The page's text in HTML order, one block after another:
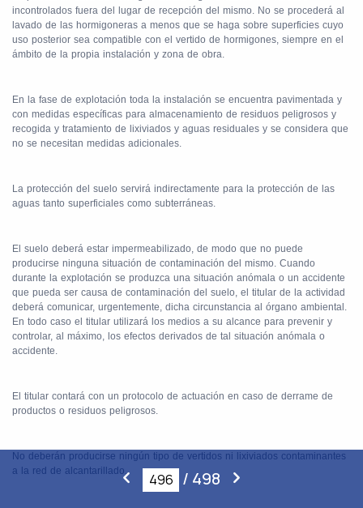
/ 498
incontrolados fuera del lugar de recepción del mismo. No se procederá al
lavado de las hormigoneras a menos que se haga sobre superficies cuyo
uso posterior sea compatible con el vertido de hormigones, siempre en el
ámbito de la propia instalación y zona de obra.
En la fase de explotación toda la instalación se encuentra pavimentada y
con medidas específicas para almacenamiento de residuos peligrosos y
recogida y tratamiento de lixiviados y aguas residuales y se considera que
no se necesitan medidas adicionales.
La protección del suelo servirá indirectamente para la protección de las
aguas tanto superficiales como subterráneas.
El suelo deberá estar impermeabilizado, de modo que no puede
producirse ninguna situación de contaminación del mismo. Cuando
durante la explotación se produzca una situación anómala o un accidente
que pueda ser causa de contaminación del suelo, el titular de la actividad
deberá comunicar, urgentemente, dicha circunstancia al órgano ambiental.
En todo caso el titular utilizará los medios a su alcance para prevenir y
controlar, al máximo, los efectos derivados de tal situación anómala o
accidente.
El titular contará con un protocolo de actuación en caso de derrame de
productos o residuos peligrosos.
No deberán producirse ningún tipo de vertidos ni lixiviados contaminantes
a la red de alcantarillado.